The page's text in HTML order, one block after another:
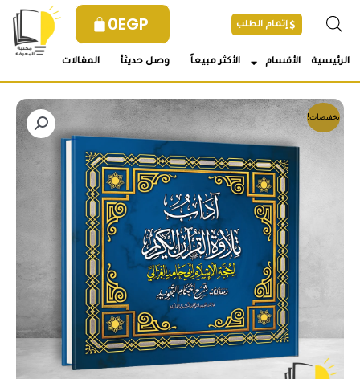
0EGP إتمام الطلب
الرئيسية الأقسام الأكثر مبيعاً وصل حديثأ المقالات
تخفيضات!